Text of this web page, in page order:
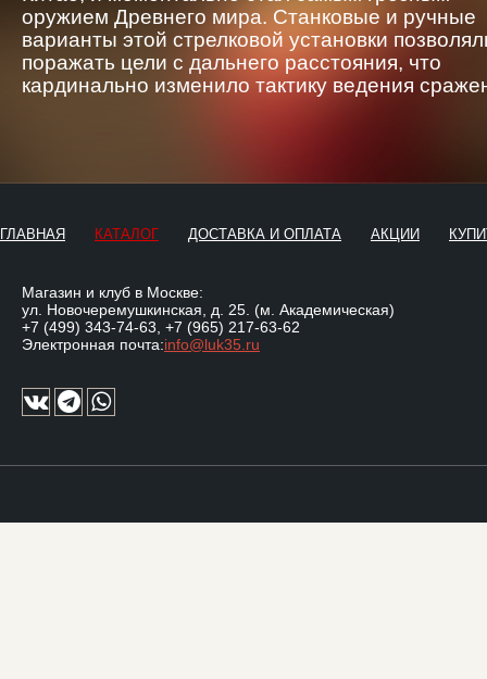
оружием Древнего мира. Станковые и ручные
варианты этой стрелковой установки
поражать цели с дальнего расстояния, что
кардинально изменило тактику ведения
ГЛАВНАЯ КАТАЛОГ ДОСТАВКА И ОПЛАТА АКЦИИ
Магазин и клуб в Москве:
ул. Новочеремушкинская, д. 25. (м. Академическая)
+7 (499) 343-74-63 +7 (965) 217-63-62
Электронная почта:info@luk35.ru